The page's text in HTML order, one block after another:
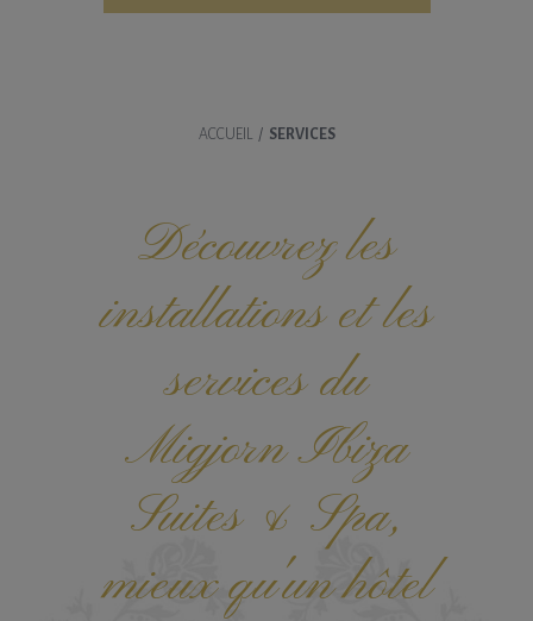
ACCUEIL / SERVICES
Découvrez les
installations et les
services du
Migjorn Ibiza
Suites & Spa,
mieux qu'un hôtel